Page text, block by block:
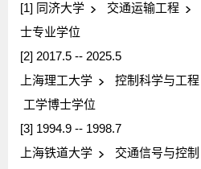
[1] 同济大学
交通运输工程
士专业学位
[2] 2017.5 -- 2025.5
上海理工大学
控制科学与工程
工学博士学位
[3] 1994.9 -- 1998.7
上海铁道大学
交通信号与控制